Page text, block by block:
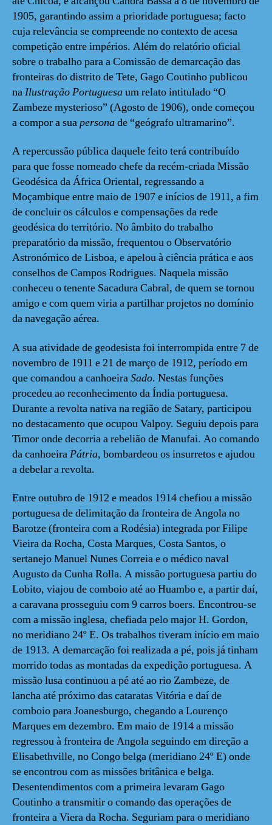
1905, garantindo assim a prioridade portuguesa; facto
cuja relevância se compreende no contexto de acesa
competição entre impérios. Além do relatório oficial
sobre o trabalho para a Comissão de demarcação das
fronteiras do distrito de Tete, Gago Coutinho publicou
naIlustração Portuguesaum relato intitulado “O
Zambeze mysterioso” (Agosto de 1906), onde começou
a compor a suapersonade “geógrafo ultramarino”.
A repercussão pública daquele feito terá contribuído
para que fosse nomeado chefe da recém-criada Missão
Geodésica da África Oriental, regressando a
Moçambique entre maio de 1907 e inícios de 1911, a fim
de concluir os cálculos e compensações da rede
geodésica do território. No âmbito do trabalho
preparatório da missão, frequentou o Observatório
Astronómico de Lisboa, e apelou à ciência prática e aos
conselhos de Campos Rodrigues. Naquela missão
conheceu o tenente Sacadura Cabral, de quem se tornou
amigo e com quem viria a partilhar projetos no domínio
da navegação aérea.
A sua atividade de geodesista foi interrompida entre 7 de
novembro de 1911 e 21 de março de 1912, período em
que comandou a canhoeiraSado. Nestas funções
procedeu ao reconhecimento da Índia portuguesa.
Durante a revolta nativa na região de Satary, participou
no destacamento que ocupou Valpoy. Seguiu depois para
Timor onde decorria a rebelião de Manufai. Ao comando
da canhoeiraPátria, bombardeou os insurretos e ajudou
a debelar a revolta.
Entre outubro de 1912 e meados 1914 chefiou a missão
portuguesa de delimitação da fronteira de Angola no
Barotze (fronteira com a Rodésia) integrada por Filipe
Vieira da Rocha, Costa Marques, Costa Santos, o
sertanejo Manuel Nunes Correia e o médico naval
Augusto da Cunha Rolla. A missão portuguesa partiu do
Lobito, viajou de comboio até ao Huambo e, a partir daí,
a caravana prosseguiu com 9 carros boers. Encontrou-se
com a missão inglesa, chefiada pelo major H. Gordon,
no meridiano 24º E. Os trabalhos tiveram início em maio
de 1913. A demarcação foi realizada a pé, pois já tinham
morrido todas as montadas da expedição portuguesa. A
missão lusa continuou a pé até ao rio Zambeze, de
lancha até próximo das cataratas Vitória e daí de
comboio para Joanesburgo, chegando a Lourenço
Marques em dezembro. Em maio de 1914 a missão
regressou à fronteira de Angola seguindo em direção a
Elisabethville, no Congo belga (meridiano 24º E) onde
se encontrou com as missões britânica e belga.
Desentendimentos com a primeira levaram Gago
Coutinho a transmitir o comando das operações de
fronteira a Viera da Rocha. Seguriam para o meridiano